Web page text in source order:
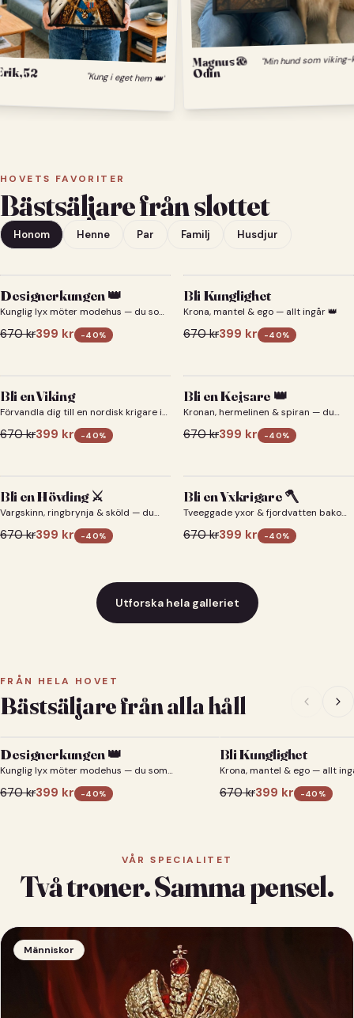
52 "Kung i eget hem 👑"
Magnus &
Odin
HOVETS FAVORITER
Bästsäljare från slottet
Honom Henne Par Familj Husdjur
Designerkungen 👑
Kunglig lyx möter modehus — du som
670kr399 kr -40%
Bli Kunglighet
Krona, mantel & ego — allt ingår 👑
670kr399 kr -40%
Bli en Viking
Förvandla dig till en nordisk krigare i
ett episkt vikingaporträtt.
670kr399 kr -40%
Bli en Kejsare 👑
Kronan, hermelinen & spiran — du
670kr399 kr -40%
Bli en Hövding ⚔️
Vargskinn, ringbrynja & sköld — du
som nordisk krigsherre ⚔️
670kr399 kr -40%
Bli en Yxkrigare 🪓
Tveeggade yxor & fjordvatten bakom
670kr399 kr -40%
Utforska hela galleriet
FRÅN HELA HOVET
Bästsäljare från alla håll
Designerkungen 👑
Kunglig lyx möter modehus — du som
670kr399 kr -40%
Bli Kunglighet
Krona, mantel & ego — allt
670kr399 kr -40 %
VÅR SPECIALITET
Två troner. Samma pensel.
Människor